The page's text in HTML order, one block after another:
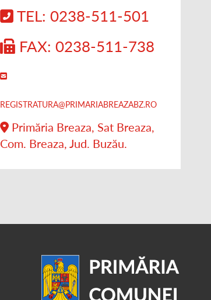
TEL: 0238-511-501
FAX: 0238-511-738
REGISTRATURA@PRIMARIABREAZABZ.RO
Primăria Breaza, Sat Breaza,
Com. Breaza, Jud. Buzău.